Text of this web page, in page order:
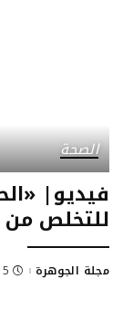
الصحة
فيديو|
للتخلص من
مجلة الجوهرة 5 أبريل، 2020